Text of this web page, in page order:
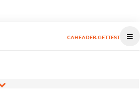
CAHEADER.GETTEST